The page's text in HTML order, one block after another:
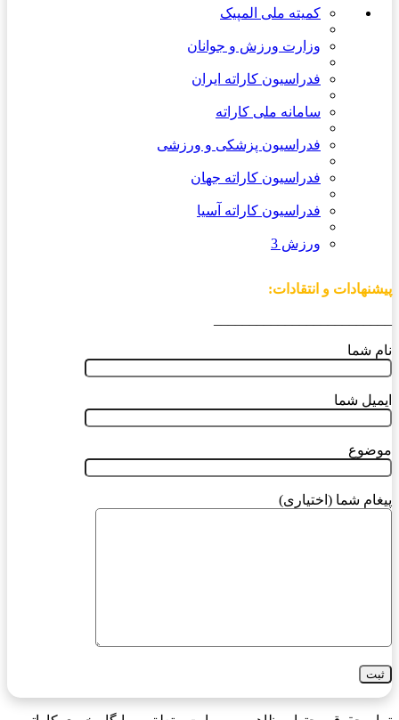
کمیته ملی المپیک
وزارت ورزش و جوانان
فدراسیون کاراته ایران
سامانه ملی کاراته
فدراسیون پزشکی و ورزشی
فدراسیون کاراته جهان
فدراسیون کاراته آسیا
ورزش 3
پیشنهادات و انتقادات:
نام شما
ایمیل شما
موضوع
پیغام شما (اختیاری)